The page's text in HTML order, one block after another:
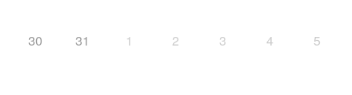
30 31 1 2 3 4 5